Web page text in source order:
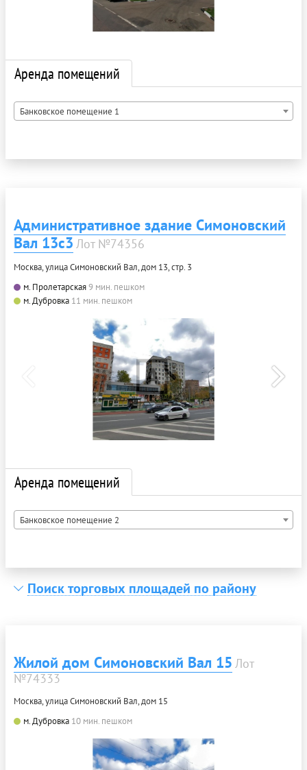
Аренда помещений
Банковское помещение 1
Административное здание Симоновский
Вал 13с3 Лот №74356
Москва, улица Симоновский Вал, дом 13, стр. 3
м. Пролетарская9 мин. пешком
м. Дубровка 11 мин. пешком
Аренда помещений
Банковское помещение 2
Поиск торговых площадей по району
Жилой дом Симоновский Вал 15 Лот
№74333
Москва, улица Симоновский Вал, дом 15
м. Дубровка 10 мин. пешком